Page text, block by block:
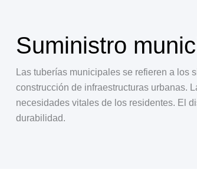
Suministro
Las tuberías municipales se refieren a los
construcción de infraestructuras urbanas.
necesidades vitales de los residentes. El
durabilidad.